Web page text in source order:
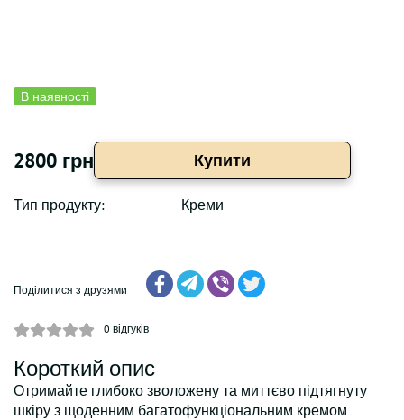
В наявності
2800 грн Купити
Тип продукту: Креми
Поділитися з друзями
0 відгуків
Короткий опис
Отримайте глибоко зволожену та миттєво підтягнуту
шкіру з щоденним багатофункціональним кремом